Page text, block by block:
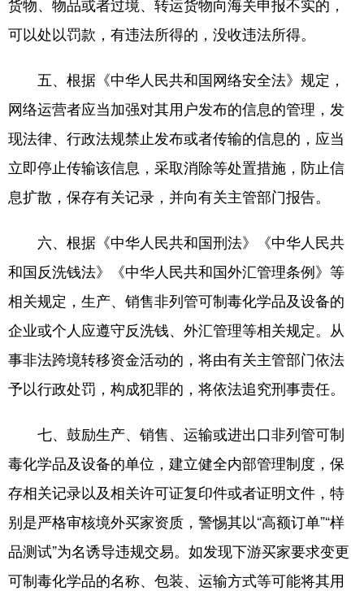
可以处以罚款，有违法所得的，没收违法所得。
五、根据《中华人民共和国网络安全法》规定，
网络运营者应当加强对其用户发布的信息的管理，发
现法律、行政法规禁止发布或者传输的信息的，应当
立即停止传输该信息，采取消除等处置措施，防止信
息扩散，保存有关记录，并向有关主管部门报告。
六、根据《中华人民共和国刑法》《中华人民共
和国反洗钱法》《中华人民共和国外汇管理条例》等
相关规定，生产、销售非列管可制毒化学品及设备的
企业或个人应遵守反洗钱、外汇管理等相关规定。从
事非法跨境转移资金活动的，将由有关主管部门依法
予以行政处罚，构成犯罪的，将依法追究刑事责任。
七、鼓励生产、销售、运输或进出口非列管可制
毒化学品及设备的单位，建立健全内部管理制度，保
存相关记录以及相关许可证复印件或者证明文件，特
别是严格审核境外买家资质，警惕其以“高额订单”“样
品测试”为名诱导违规交易。如发现下游买家要求变更
可制毒化学品的名称、包装、运输方式等可能将其用